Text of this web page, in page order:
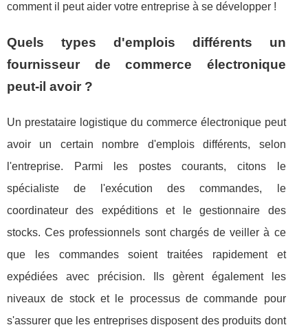
comment il peut aider votre entreprise à se développer !
Quels types d'emplois différents un
fournisseur de commerce électronique
peut-il avoir ?
Un prestataire logistique du commerce électronique peut
avoir un certain nombre d'emplois différents, selon
l'entreprise. Parmi les postes courants, citons le
spécialiste de l'exécution des commandes, le
coordinateur des expéditions et le gestionnaire des
stocks. Ces professionnels sont chargés de veiller à ce
que les commandes soient traitées rapidement et
expédiées avec précision. Ils gèrent également les
niveaux de stock et le processus de commande pour
s'assurer que les entreprises disposent des produits dont